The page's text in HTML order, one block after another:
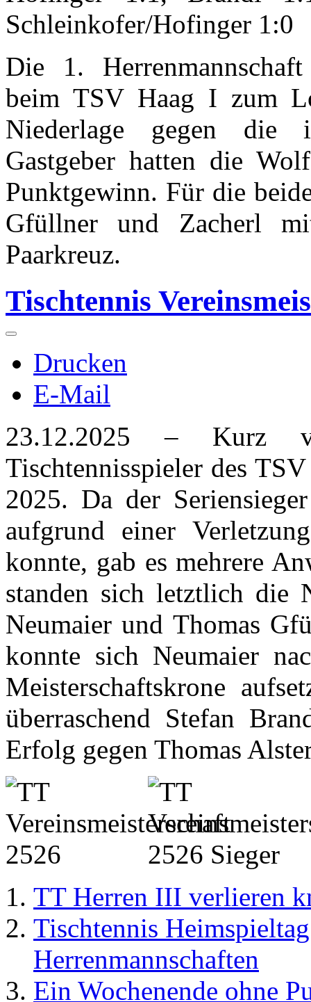
Schleinkofer/Hofinger 1:0
Die 1.
beim TSV Haag I zum
Niederlage gegen die
Gastgeber hatten die
Punktgewinn. Für die
Gfüllner und Zacherl
Paarkreuz.
Tischtennis
Drucken
E-Mail
23.12.2025 – Kurz
Tischtennisspieler des
2025. Da der
aufgrund einer
konnte, gab es mehrere
standen sich letztlich die
Neumaier und Thomas
konnte sich Neumaier
Meisterschaftskrone
überraschend Stefan
Erfolg gegen Thomas
TT Herren III verlieren
Tischtennis
Herrenmannschaften
Ein Wochenende ohne